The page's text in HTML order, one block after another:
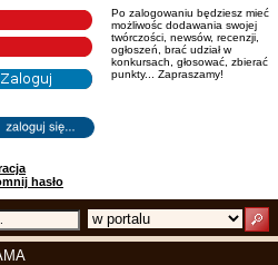
hasło
Po zalogowaniu będziesz mieć
możliwośc dodawania swojej
twórczości, newsów, recenzji,
ogłoszeń, brać udział w
konkursach, głosować, zbierać
punkty... Zapraszamy!